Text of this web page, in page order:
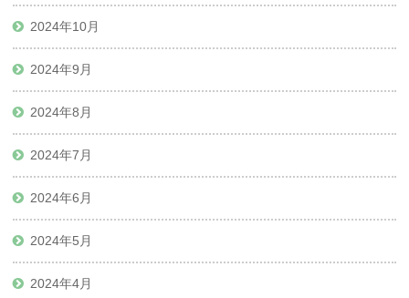
2024年10月
2024年9月
2024年8月
2024年7月
2024年6月
2024年5月
2024年4月